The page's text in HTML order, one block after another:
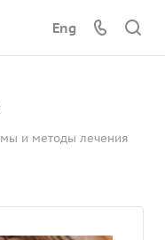
Eng
и методы лечения